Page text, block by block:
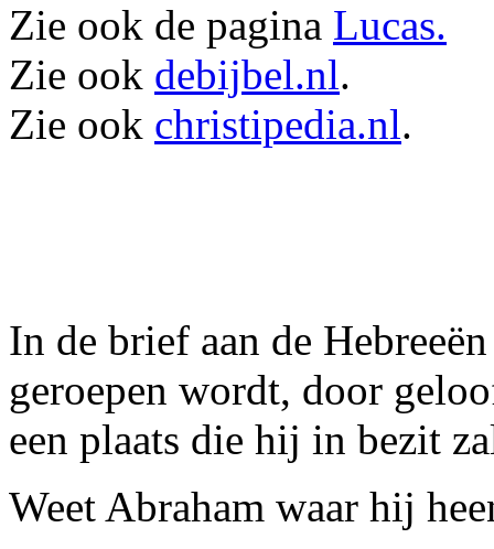
Zie ook de pagina Lucas.
Zie ook debijbel.nl.
Zie ook christipedia.nl.
In de brief aan de
geroepen wordt, door
een plaats die hij in bezit
Weet Abraham waar hij